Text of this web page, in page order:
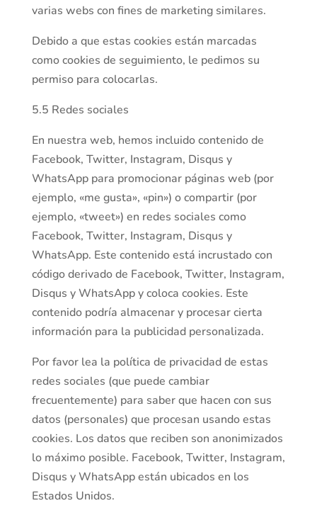
varias webs con fines de marketing similares.
Debido a que estas cookies están marcadas
como cookies de seguimiento, le pedimos su
permiso para colocarlas.
5.5 Redes sociales
En nuestra web, hemos incluido contenido de
Facebook, Twitter, Instagram, Disqus y
WhatsApp para promocionar páginas web (por
ejemplo, «me gusta», «pin») o compartir (por
ejemplo, «tweet») en redes sociales como
Facebook, Twitter, Instagram, Disqus y
WhatsApp. Este contenido está incrustado con
código derivado de Facebook, Twitter, Instagram,
Disqus y WhatsApp y coloca cookies. Este
contenido podría almacenar y procesar cierta
información para la publicidad personalizada.
Por favor lea la política de privacidad de estas
redes sociales (que puede cambiar
frecuentemente) para saber que hacen con sus
datos (personales) que procesan usando estas
cookies. Los datos que reciben son anonimizados
lo máximo posible. Facebook, Twitter, Instagram,
Disqus y WhatsApp están ubicados en los
Estados Unidos.